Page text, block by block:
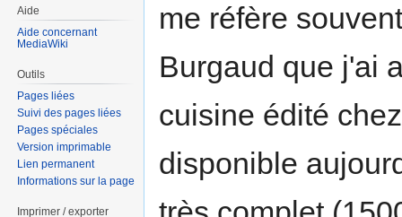
me réfère
Burgaud que j'ai
cuisine édité
disponible
Aide
Aide concernant
MediaWiki
Outils
Pages liées
Suivi des pages liées
Pages spéciales
Version imprimable
Lien permanent
Informations sur la page
Imprimer / exporter